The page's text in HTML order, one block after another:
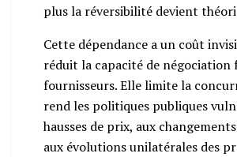
plus la réversibilité devient
Cette dépendance a un coût
réduit la capacité de négociation
fournisseurs. Elle limite la
rend les politiques publiques
hausses de prix, aux
aux évolutions unilatérales des